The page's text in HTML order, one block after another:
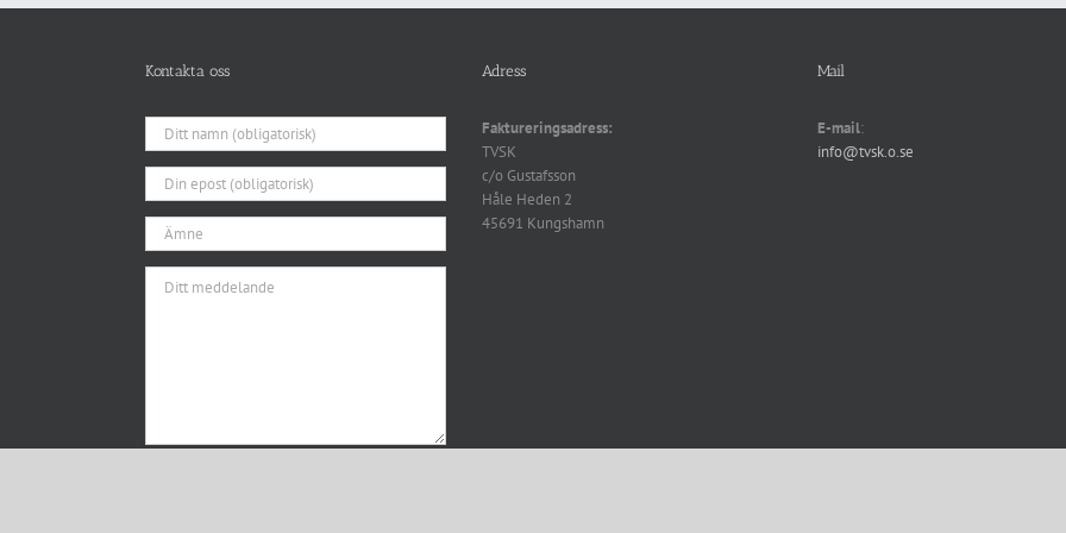
Kontakta oss Adress
Faktureringsadress:
TVSK
c/o Gustafsson
Håle Heden 2
45691 Kungshamn
Mail
E-mail:
info@tvsk.o.se